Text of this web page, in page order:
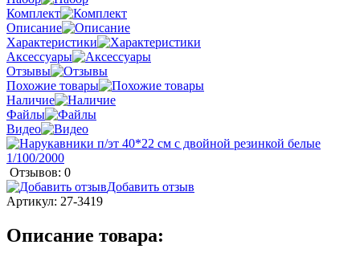
Комплект
Описание
Характеристики
Аксессуары
Отзывы
Похожие товары
Наличие
Файлы
Видео
Отзывов: 0
Добавить отзыв
Артикул: 27-3419
Описание товара: